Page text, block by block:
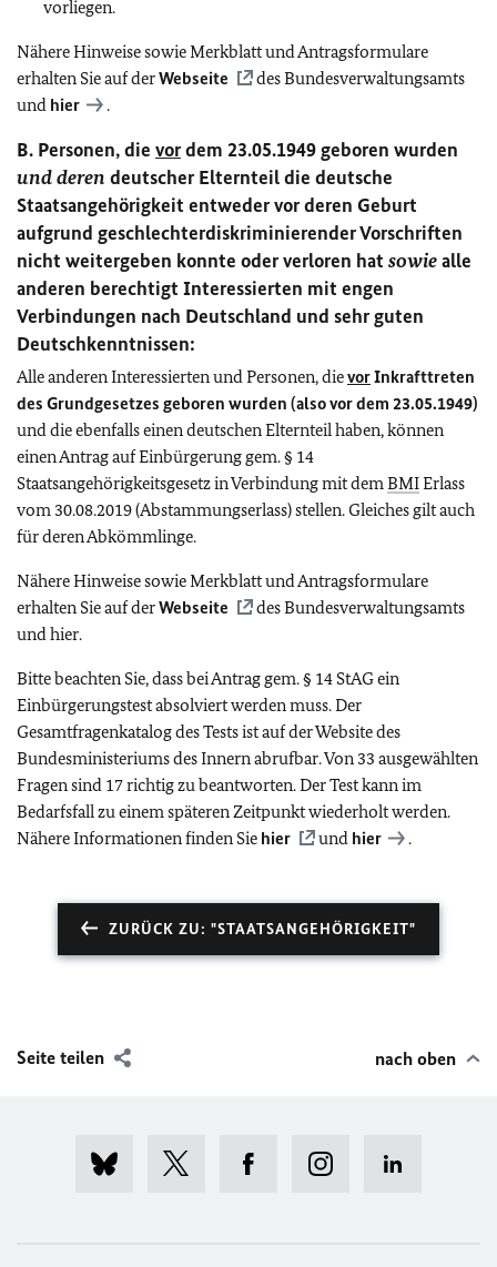
vorliegen.
Nähere Hinweise sowie Merkblatt und Antragsformulare
erhalten Sie auf derWebseite
des Bundesverwaltungsamts
und hier .
B. Personen, die vordem 23.05.1949 geboren wurden
und deren deutscher Elternteil die deutsche
Staatsangehörigkeit entweder vor deren Geburt
aufgrund geschlechterdiskriminierender Vorschriften
nicht weitergeben konnte oder verloren hat sowiealle
anderen berechtigt Interessierten mit engen
Verbindungen nach Deutschland und sehr guten
Deutschkenntnissen:
Alle anderen Interessierten und Personen, dievorInkrafttreten
des Grundgesetzes geboren wurden (also vor dem 23.05.1949)
und die ebenfalls einen deutschen Elternteil haben, können
einen Antrag auf Einbürgerung gem. § 14
Staatsangehörigkeitsgesetz in Verbindung mit dem BMIErlass
vom 30.08.2019 (Abstammungserlass) stellen. Gleiches gilt auch
für deren Abkömmlinge.
Nähere Hinweise sowie Merkblatt und Antragsformulare
erhalten Sie auf derWebseite
des Bundesverwaltungsamts
und hier.
Bitte beachten Sie, dass bei Antrag gem. § 14 StAG ein
Einbürgerungstest absolviert werden muss. Der
Gesamtfragenkatalog des Tests ist auf der Website des
Bundesministeriums des Innern abrufbar. Von 33 ausgewählten
Fragen sind 17 richtig zu beantworten. Der Test kann im
Bedarfsfall zu einem späteren Zeitpunkt wiederholt werden.
Nähere Informationen finden Sie hier und hier .
ZURÜCK ZU: "STAATSANGEHÖRIGKEIT"
Seite teilen nach oben